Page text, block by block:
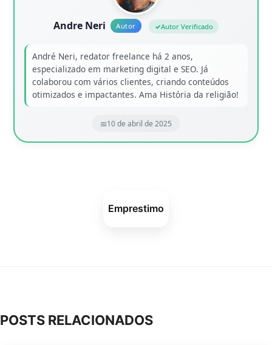
Andre Neri Autor Verificado
André Neri, redator freelance há 2 anos,
especializado em marketing digital e SEO. Já
colaborou com vários clientes, criando conteúdos
otimizados e impactantes. Ama História da religião!
10 de abril de 2025
Emprestimo
POSTS RELACIONADOS